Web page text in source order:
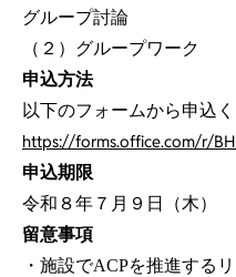
グループ討論
（２）グループワーク
申込方法
以下のフォームから申込
https://forms.office.com/r/
申込期限
令和８年７月９日（木）
留意事項
・施設でACPを推進する